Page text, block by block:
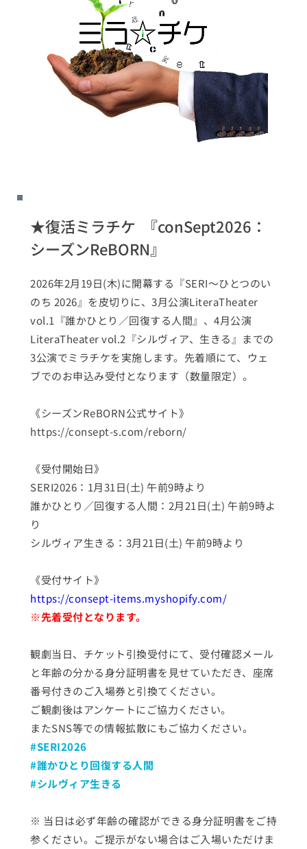
★復活ミラチケ  『conSept2026：
シーズンReBORN』
2026年2月19日(木)に開幕する『SERI〜ひとつのい
のち 2026』を皮切りに、3月公演LiteraTheater
vol.1『誰かひとり／回復する人間』、4月公演
LiteraTheater vol.2『シルヴィア、生きる』までの
3公演でミラチケを実施します。先着順にて、ウェ
ブでのお申込み受付となります（数量限定）。
《シーズンReBORN公式サイト》
https://consept-s.com/reborn/
《受付開始日》
SERI2026：1月31日(土) 午前9時より
誰かひとり／回復する人間：2月21日(土) 午前9時よ
り
シルヴィア生きる：3月21日(土) 午前9時より
《受付サイト》
https://consept-items.myshopify.com/
※先着受付となります。
観劇当日、チケット引換受付にて、受付確認メール
と年齢の分かる身分証明書を見せていただき、座席
番号付きのご入場券と引換てください。
ご観劇後はアンケートにご協力ください。
またSNS等での情報拡散にもご協力ください。
#SERI2026
#誰かひとり回復する人間
#シルヴィア生きる
※ 当日は必ず年齢の確認ができる身分証明書をご持
参ください。ご提示がない場合はご入場いただけま